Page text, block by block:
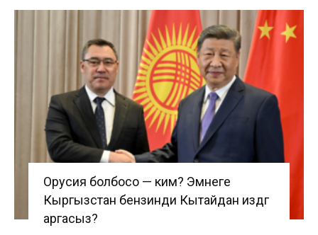
Орусия болбосо — ким? Эмнеге
Кыргызстан бензинди Кытайдан издөөгө
аргасыз?